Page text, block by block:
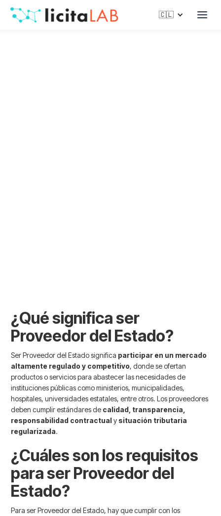
🇨🇱
¿Qué significa ser
Proveedor del Estado?
Ser Proveedor del Estado significa participar en un mercado
altamente regulado y competitivo, donde se ofertan
productos o servicios para abastecer las necesidades de
instituciones públicas como ministerios, municipalidades,
hospitales, universidades estatales, entre otros. Los proveedores
deben cumplir estándares de calidad, transparencia,
responsabilidad contractualy situación tributaria
regularizada.
¿Cuáles son los requisitos
para ser Proveedor del
Estado?
Para ser Proveedor del Estado, hay que cumplir con los